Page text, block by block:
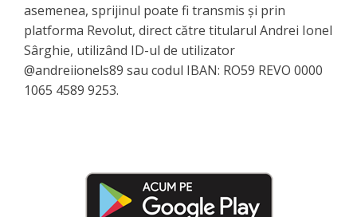
asemenea, sprijinul poate fi transmis și prin
platforma Revolut, direct către titularul Andrei Ionel
Sârghie, utilizând ID-ul de utilizator
@andreiionels89 sau codul IBAN: RO59 REVO 0000
1065 4589 9253.